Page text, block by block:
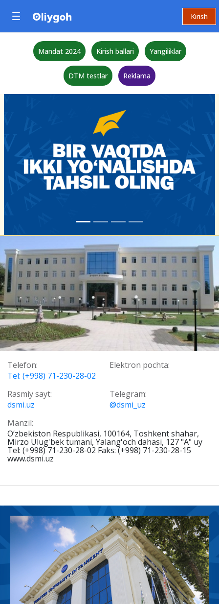
Kirish
Mandat 2024 Kirish ballari Yangiliklar
DTM testlar Reklama
Telefon:
Tel: (+998) 71-230-28-02
Elektron pochta:
Rasmiy sayt:
dsmi.uz
Telegram:
@dsmi_uz
Manzil:
О‘zbekiston Respublikasi, 100164, Toshkent shahar,
Mirzo Ulug'bek tumani, Yalang'och dahasi, 127 "A" uy
Tel: (+998) 71-230-28-02 Faks: (+998) 71-230-28-15
www.dsmi.uz